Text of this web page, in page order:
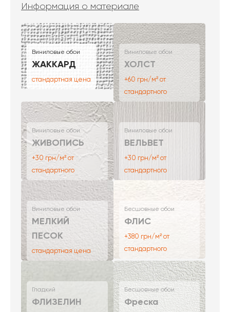
Информация о материале
Виниловые обои
ЖАККАРД
стандартная цена
Виниловые обои
ХОЛСТ
+60 грн/м² от
стандартного
Виниловые обои
ЖИВОПИСЬ
+30 грн/м² от
стандартного
Виниловые обои
ВЕЛЬВЕТ
+30 грн/м² от
стандартного
Виниловые обои
МЕЛКИЙ
ПЕСОК
стандартная цена
Бесшовные обои
ФЛИС
+380 грн/м² от
стандартного
Гладкий
ФЛИЗЕЛИН
Бесшовные обои
Фреска